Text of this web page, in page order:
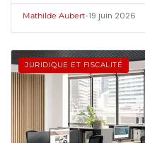
Mathilde Aubert•19 juin 2026
JURIDIQUE ET FISCALITÉ